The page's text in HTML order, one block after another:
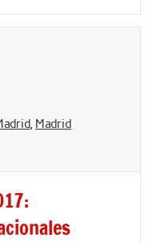
, Madrid